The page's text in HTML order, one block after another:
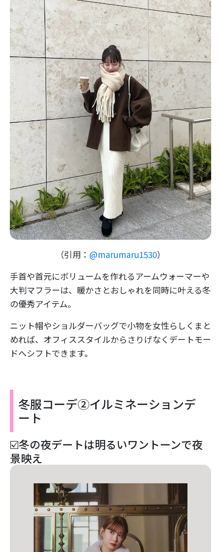
（引用： @marumaru1530）
手首や首元にボリュームを作れるアームウォーマーや
大判マフラーは、暖かさとおしゃれを同時に叶える冬
の優秀アイテム。
ニット帽やショルダーバッグで小物を女性らしくまと
めれば、オフィススタイルからさりげなくデートモー
ドへシフトできます。
冬服コーデ②イルミネーションデ
ート
☑️冬の夜デートは明るいワントーンで夜
景映え